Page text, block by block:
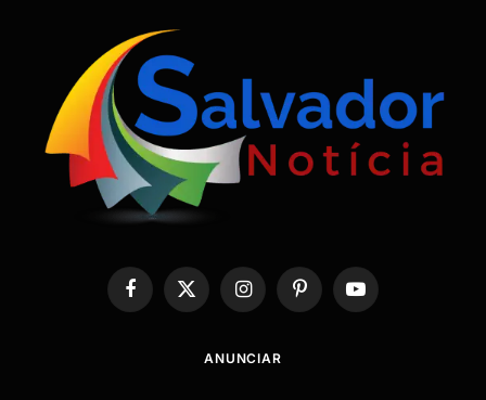
Facebook
X
InstagramPinterestYouTube
ANUNCIAR